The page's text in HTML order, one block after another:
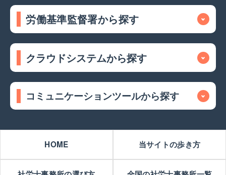
労働基準監督署から探す
クラウドシステムから探す
コミュニケーションツールから探す
HOME 当サイトの歩き方